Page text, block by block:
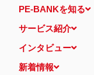
PE-BANKを知る
サービス紹介
インタビュー
新着情報